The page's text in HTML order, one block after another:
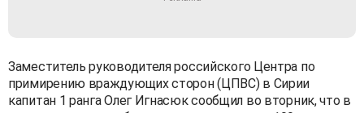
Заместитель руководителя российского Центра по
примирению враждующих сторон (ЦПВС) в Сирии
капитан 1 ранга Олег Игнасюк сообщил во вторник, что в